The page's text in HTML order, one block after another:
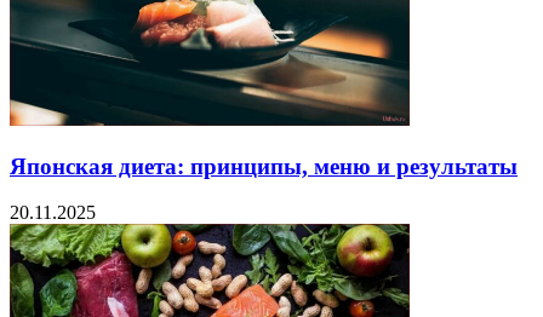
Японская диета: принципы, меню и результаты
20.11.2025